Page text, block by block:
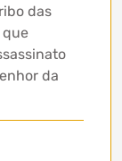
das
que
da